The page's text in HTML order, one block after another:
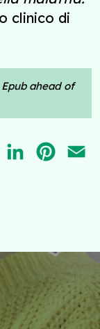
clinico di
ahead of
LINKEDIN